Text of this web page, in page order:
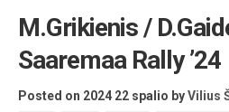
M.Grikienis /
Saaremaa Rally ’24
Posted on 2024 22 spalio byVilius